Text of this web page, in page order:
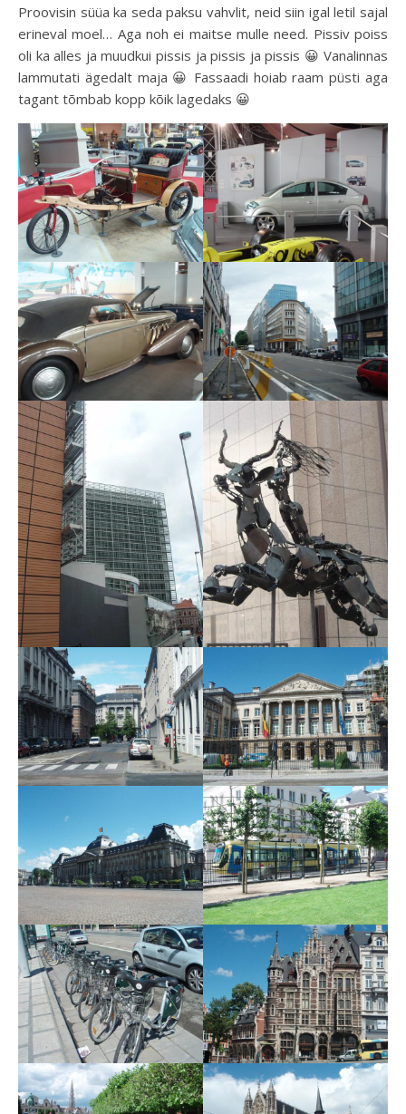
Proovisin süüa ka seda paksu vahvlit, neid siin igal letil sajal
erineval moel… Aga noh ei maitse mulle need. Pissiv poiss
oli ka alles ja muudkui pissis ja pissis ja pissis 😀 Vanalinnas
lammutati ägedalt maja 😀 Fassaadi hoiab raam püsti aga
tagant tõmbab kopp kõik lagedaks 😀